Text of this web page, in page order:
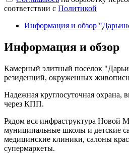
соответствии с Политикой
Информация и обзор
Информация и обзор
Камерный элитный поселок
резиденций, окруженных
Надежная круглосуточная охрана,
через КПП.
Рядом вся инфраструктура Новой
муниципальные школы и детские
медицинские клиники, салоны
супермаркеты.